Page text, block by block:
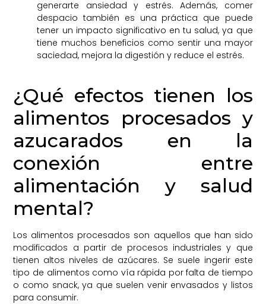
generarte ansiedad y estrés. Además, comer
despacio también es una práctica que puede
tener un impacto significativo en tu salud, ya que
tiene muchos beneficios como sentir una mayor
saciedad, mejora la digestión y reduce el estrés.
¿Qué efectos tienen los
alimentos procesados y
azucarados en la
conexión entre
alimentación y salud
mental?
Los alimentos procesados son aquellos que han sido
modificados a partir de procesos industriales y que
tienen altos niveles de azúcares. Se suele ingerir este
tipo de alimentos como vía rápida por falta de tiempo
o como snack, ya que suelen venir envasados y listos
para consumir.